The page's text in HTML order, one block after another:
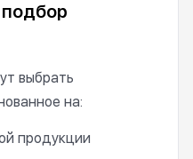
выбрать
на:
продукции